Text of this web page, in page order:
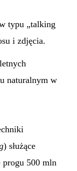
typu „talking
i zdjęcia.
naturalnym w
) służące
progu 500 mln